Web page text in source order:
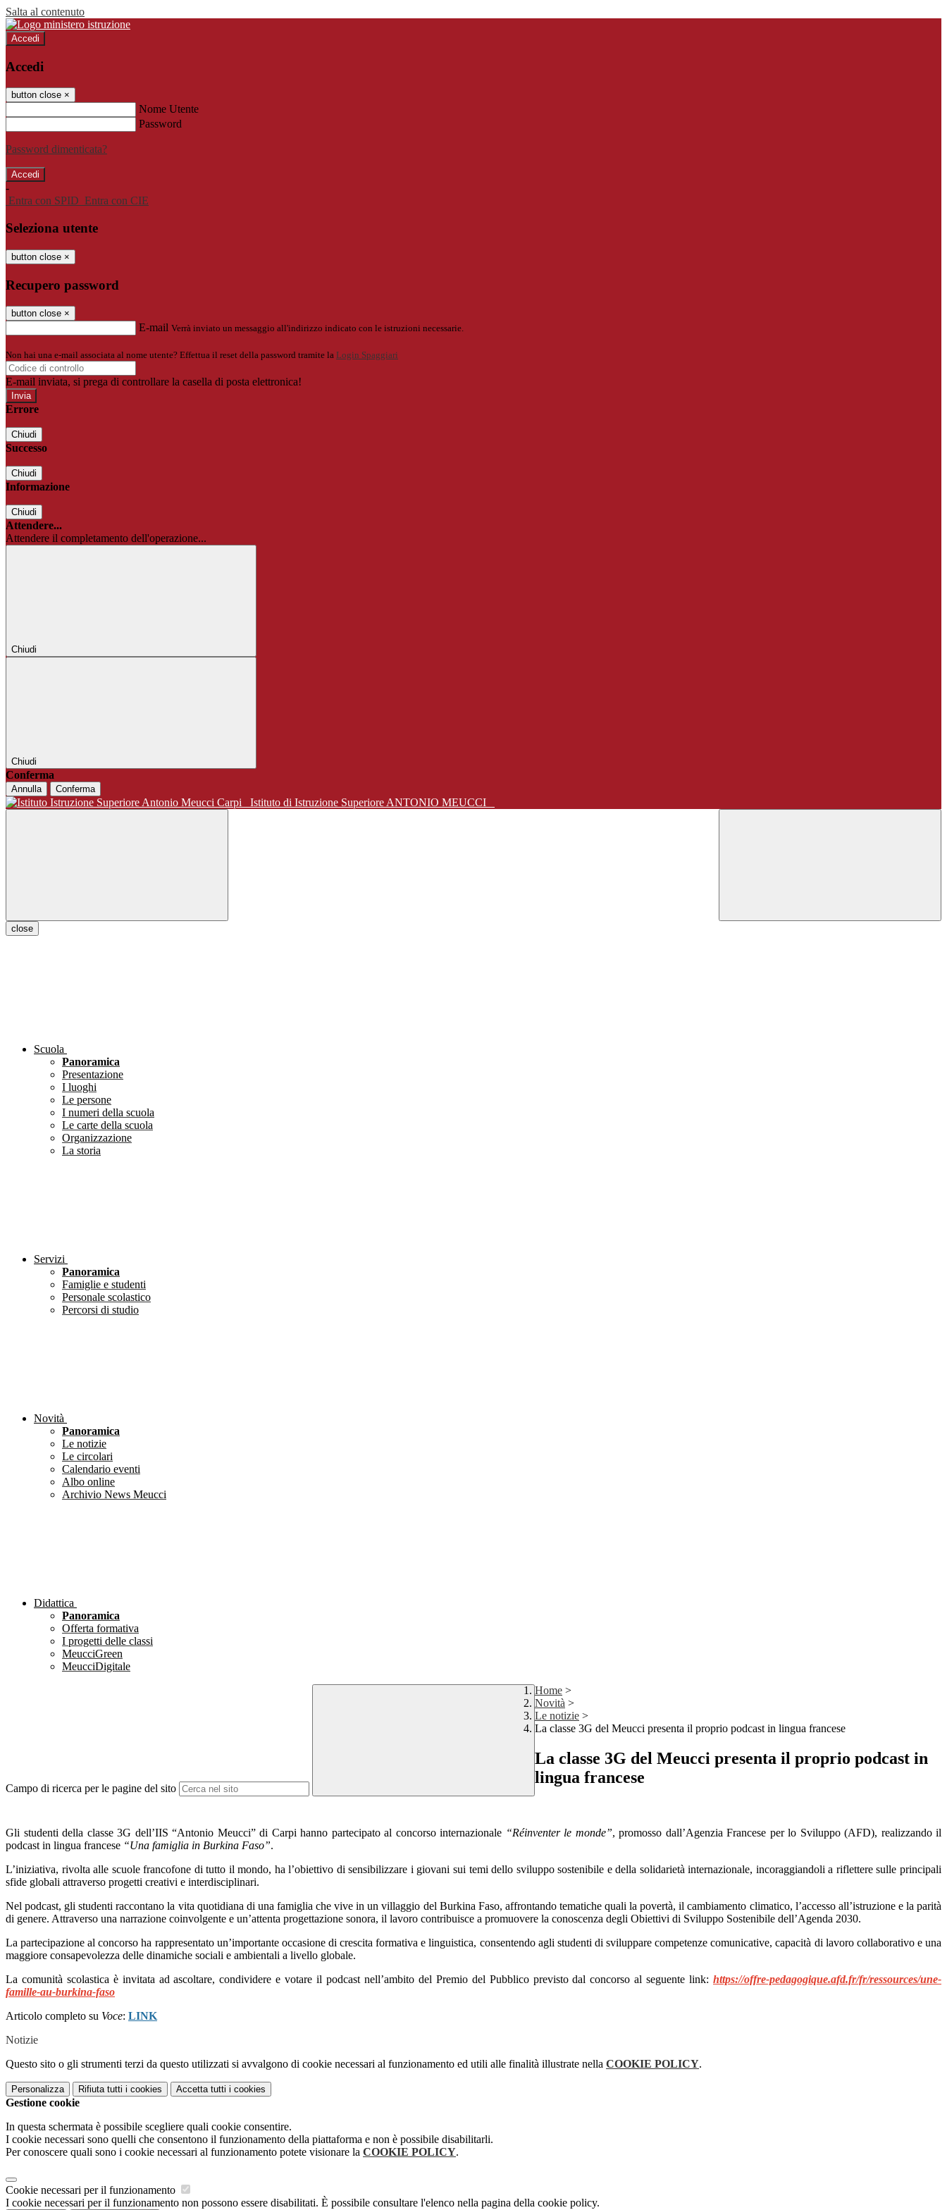
Salta al contenuto
Accedi
Accedi
button close ×
Nome Utente
Password
Password dimenticata?
-
Entra con SPID Entra con CIE
Seleziona utente
button close ×
Recupero password
button close ×
E-mail Verrà inviato un messaggio all'indirizzo indicato con le istruzioni necessarie.
Non hai una e-mail associata al nome utente? Effettua il reset della password tramite la Login Spaggiari
E-mail inviata, si prega di controllare la casella di posta elettronica!
Errore
Chiudi
Successo
Chiudi
Informazione
Chiudi
Attendere...
Attendere il completamento dell'operazione...
Chiudi
Chiudi
Conferma
Annulla Conferma
Istituto di Istruzione Superiore ANTONIO MEUCCI
close
Scuola
Panoramica
Presentazione
I luoghi
Le persone
I numeri della scuola
Le carte della scuola
Organizzazione
La storia
Servizi
Panoramica
Famiglie e studenti
Personale scolastico
Percorsi di studio
Novità
Panoramica
Le notizie
Le circolari
Calendario eventi
Albo online
Archivio News Meucci
Didattica
Panoramica
Offerta formativa
I progetti delle classi
MeucciGreen
MeucciDigitale
Campo di ricerca per le pagine del sito
Home >
Novità >
Le notizie >
La classe 3G del Meucci presenta il proprio podcast in lingua francese
La classe 3G del Meucci presenta il proprio podcast in
lingua francese
Gli studenti della classe 3G dell’IIS “Antonio Meucci” di Carpi hanno partecipato al concorso internazionale “Réinventer le monde”, promosso dall’Agenzia Francese per lo Sviluppo (AFD), realizzando il
podcast in lingua francese “Una famiglia in Burkina Faso”.
L’iniziativa, rivolta alle scuole francofone di tutto il mondo, ha l’obiettivo di sensibilizzare i giovani sui temi dello sviluppo sostenibile e della solidarietà internazionale, incoraggiandoli a riflettere sulle principali
sfide globali attraverso progetti creativi e interdisciplinari.
Nel podcast, gli studenti raccontano la vita quotidiana di una famiglia che vive in un villaggio del Burkina Faso, affrontando tematiche quali la povertà, il cambiamento climatico, l’accesso all’istruzione e la parità
di genere. Attraverso una narrazione coinvolgente e un’attenta progettazione sonora, il lavoro contribuisce a promuovere la conoscenza degli Obiettivi di Sviluppo Sostenibile dell’Agenda 2030.
La partecipazione al concorso ha rappresentato un’importante occasione di crescita formativa e linguistica, consentendo agli studenti di sviluppare competenze comunicative, capacità di lavoro collaborativo e una
maggiore consapevolezza delle dinamiche sociali e ambientali a livello globale.
La comunità scolastica è invitata ad ascoltare, condividere e votare il podcast nell’ambito del Premio del Pubblico previsto dal concorso al seguente link: https://offre-pedagogique.afd.fr/fr/ressources/une-
famille-au-burkina-faso
Articolo completo su Voce: LINK
Notizie
Questo sito o gli strumenti terzi da questo utilizzati si avvalgono di cookie necessari al funzionamento ed utili alle finalità illustrate nella COOKIE POLICY.
Personalizza Rifiuta tutti i cookies Accetta tutti i cookies
Gestione cookie
In questa schermata è possibile scegliere quali cookie consentire.
I cookie necessari sono quelli che consentono il funzionamento della piattaforma e non è possibile disabilitarli.
Per conoscere quali sono i cookie necessari al funzionamento potete visionare la COOKIE POLICY.
Cookie necessari per il funzionamento
I cookie necessari per il funzionamento non possono essere disabilitati. È possibile consultare l'elenco nella pagina della cookie policy.